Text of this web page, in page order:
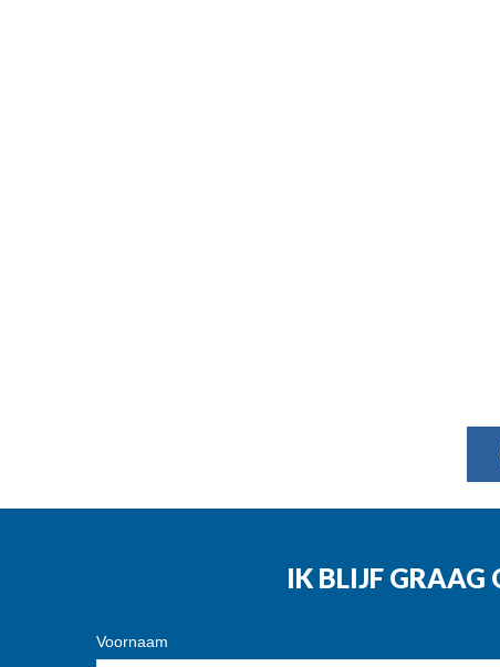
IK BLIJF GRAAG
Voornaam